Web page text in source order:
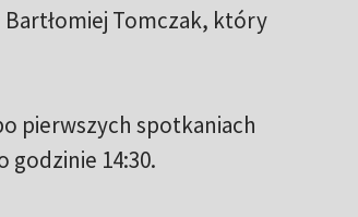
Tomczak, który
pierwszych spotkaniach
godzinie 14:30.